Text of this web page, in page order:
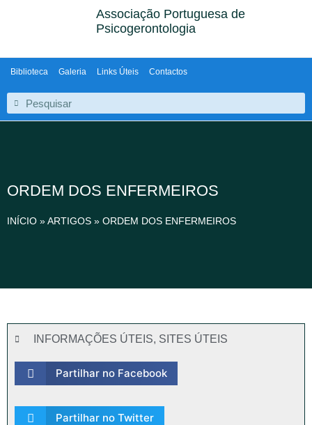
Associação Portuguesa de
Psicogerontologia
Biblioteca Galeria Links Úteis Contactos
ORDEM DOS ENFERMEIROS
INÍCIO »ARTIGOS » ORDEM DOS ENFERMEIROS
INFORMAÇÕES ÚTEIS, SITES ÚTEIS
Partilhar no Facebook
Partilhar no Twitter